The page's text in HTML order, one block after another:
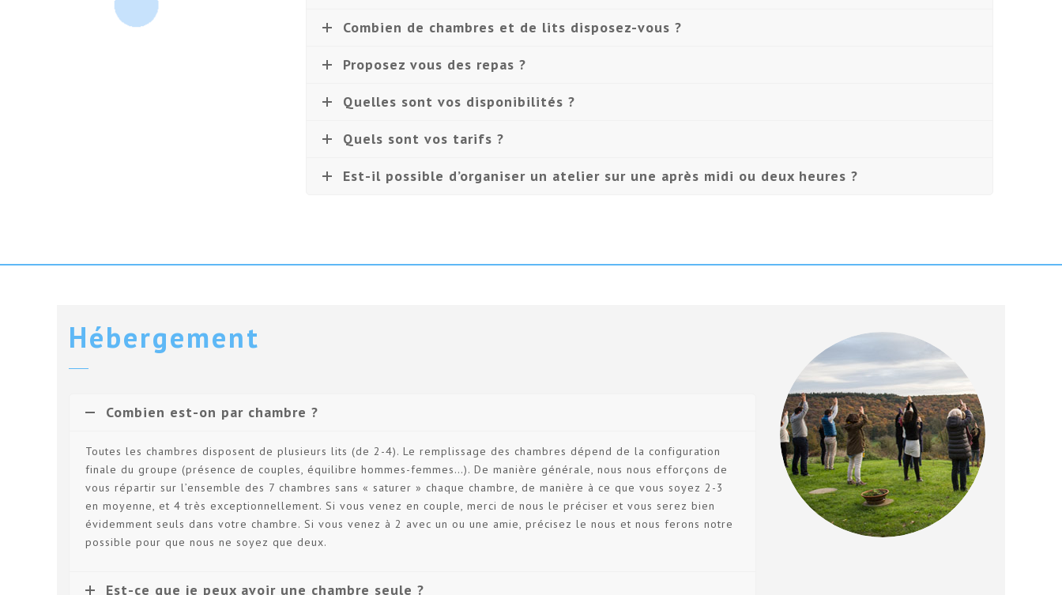
Combien de chambres et de lits disposez-vous ?
Proposez vous des repas ?
Quelles sont vos disponibilités ?
Quels sont vos tarifs ?
Est-il possible d’organiser un atelier sur une après midi ou deux heures ?
Hébergement
Combien est-on par chambre ?
Toutes les chambres disposent de plusieurs lits (de 2-4). Le remplissage des chambres dépend de la configuration
finale du groupe (présence de couples, équilibre hommes-femmes…). De manière générale, nous nous efforçons de
vous répartir sur l’ensemble des 7 chambres sans « saturer » chaque chambre, de manière à ce que vous soyez 2-3
en moyenne, et 4 très exceptionnellement. Si vous venez en couple, merci de nous le préciser et vous serez bien
évidemment seuls dans votre chambre. Si vous venez à 2 avec un ou une amie, précisez le nous et nous ferons notre
possible pour que nous ne soyez que deux.
Est-ce que je peux avoir une chambre seule ?